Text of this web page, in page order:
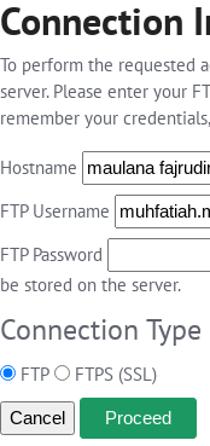
Connection
To perform the requested
server. Please enter your
remember your
Hostname
FTP Username
FTP Password
be stored on the server.
Connection Type
FTP FTPS (SSL)
Cancel